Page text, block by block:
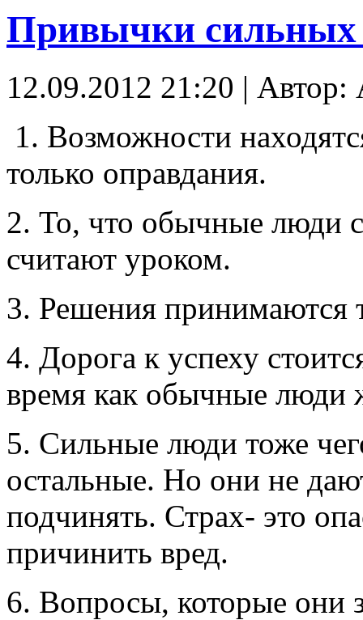
Привычки сильных
12.09.2012 21:20 |
1. Возможности
только оправдания.
2. То, что обычные люди
считают уроком.
3. Решения принимаются
4. Дорога к успеху
время как обычные люди
5. Сильные люди тоже
остальные. Но они не
подчинять. Страх- это
причинить вред.
6. Вопросы, которые они